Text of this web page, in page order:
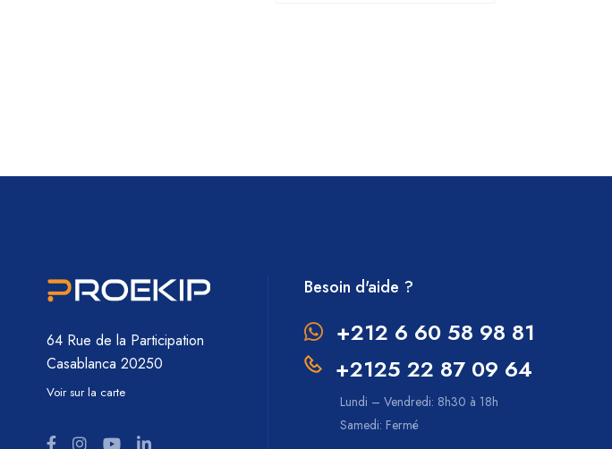
64 Rue de la Participation
Casablanca 20250
Voir sur la carte
Besoin d'aide ?
+212 6 60 58 98 81
+2125 22 87 09 64
Lundi – Vendredi: 8h30 à 18h
Samedi: Fermé